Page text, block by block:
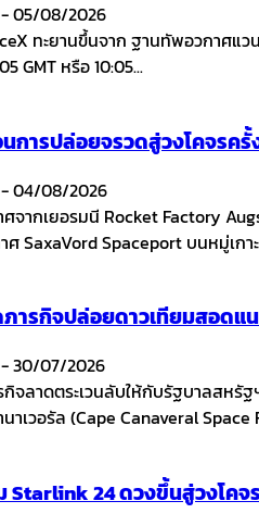
-05/08/2026
ทะยานขึ้นจาก ฐานทัพอวกาศแ
GMT หรือ 10:05...
การปล่อยจรวดสู่วงโคจรค
-04/08/2026
จากเยอรมนี Rocket Factory
ศ SaxaVord Spaceport บนหมู่เ
ารกิจปล่อยดาวเทียมสอดแ
-30/07/2026
จลาดตระเวนลับให้กับรัฐบาลสหรั
าเวอรัล (Cape Canaveral
Starlink 24 ดวงขึ้นสู่วงโค